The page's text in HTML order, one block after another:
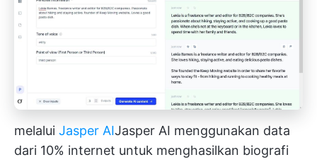
melalui Jasper AIJasper AI menggunakan data
dari 10% internet untuk menghasilkan biografi